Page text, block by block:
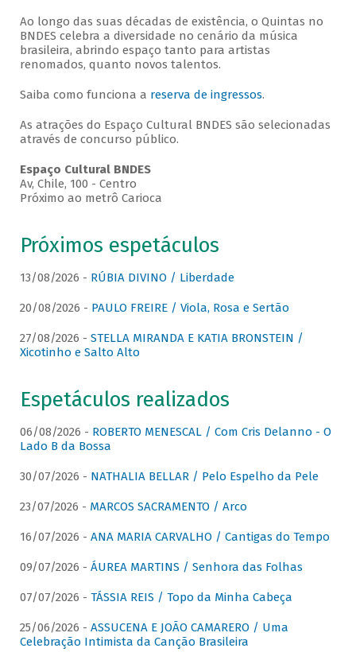
Ao longo das suas décadas de existência, o Quintas no
BNDES celebra a diversidade no cenário da música
brasileira, abrindo espaço tanto para artistas
renomados, quanto novos talentos.
Saiba como funciona a reserva de ingressos.
As atrações do Espaço Cultural BNDES são selecionadas
através de concurso público.
Espaço Cultural BNDES
Av, Chile, 100 - Centro
Próximo ao metrô Carioca
Próximos espetáculos
13/08/2026 - RÚBIA DIVINO / Liberdade
20/08/2026 - PAULO FREIRE / Viola, Rosa e Sertão
27/08/2026 - STELLA MIRANDA E KATIA BRONSTEIN /
Xicotinho e Salto Alto
Espetáculos realizados
06/08/2026 - ROBERTO MENESCAL / Com Cris Delanno - O
Lado B da Bossa
30/07/2026 - NATHALIA BELLAR / Pelo Espelho da Pele
23/07/2026 - MARCOS SACRAMENTO / Arco
16/07/2026 - ANA MARIA CARVALHO / Cantigas do Tempo
09/07/2026 - ÁUREA MARTINS / Senhora das Folhas
07/07/2026 - TÁSSIA REIS / Topo da Minha Cabeça
25/06/2026 - ASSUCENA E JOÃO CAMARERO / Uma
Celebração Intimista da Canção Brasileira